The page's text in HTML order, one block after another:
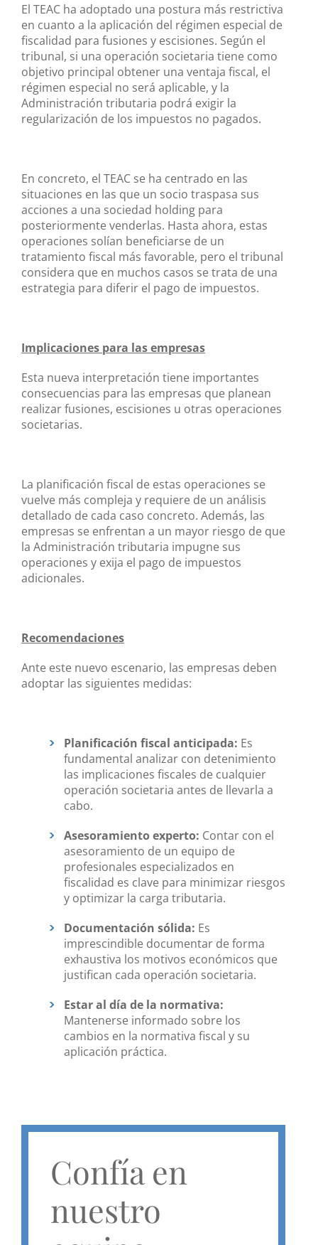
El TEAC ha adoptado una postura más restrictiva
en cuanto a la aplicación del régimen especial de
fiscalidad para fusiones y escisiones. Según el
tribunal, si una operación societaria tiene como
objetivo principal obtener una ventaja fiscal, el
régimen especial no será aplicable, y la
Administración tributaria podrá exigir la
regularización de los impuestos no pagados.
En concreto, el TEAC se ha centrado en las
situaciones en las que un socio traspasa sus
acciones a una sociedad holding para
posteriormente venderlas. Hasta ahora, estas
operaciones solían beneficiarse de un
tratamiento fiscal más favorable, pero el tribunal
considera que en muchos casos se trata de una
estrategia para diferir el pago de impuestos.
Implicaciones para las empresas
Esta nueva interpretación tiene importantes
consecuencias para las empresas que planean
realizar fusiones, escisiones u otras operaciones
societarias.
La planificación fiscal de estas operaciones se
vuelve más compleja y requiere de un análisis
detallado de cada caso concreto. Además, las
empresas se enfrentan a un mayor riesgo de que
la Administración tributaria impugne sus
operaciones y exija el pago de impuestos
adicionales.
Recomendaciones
Ante este nuevo escenario, las empresas deben
adoptar las siguientes medidas:
Planificación fiscal anticipada: Es
fundamental analizar con detenimiento
las implicaciones fiscales de cualquier
operación societaria antes de llevarla a
cabo.
Asesoramiento experto: Contar con el
asesoramiento de un equipo de
profesionales especializados en
fiscalidad es clave para minimizar riesgos
y optimizar la carga tributaria.
Documentación sólida: Es
imprescindible documentar de forma
exhaustiva los motivos económicos que
justifican cada operación societaria.
Estar al día de la normativa:
Mantenerse informado sobre los
cambios en la normativa fiscal y su
aplicación práctica.
Confía en
nuestro